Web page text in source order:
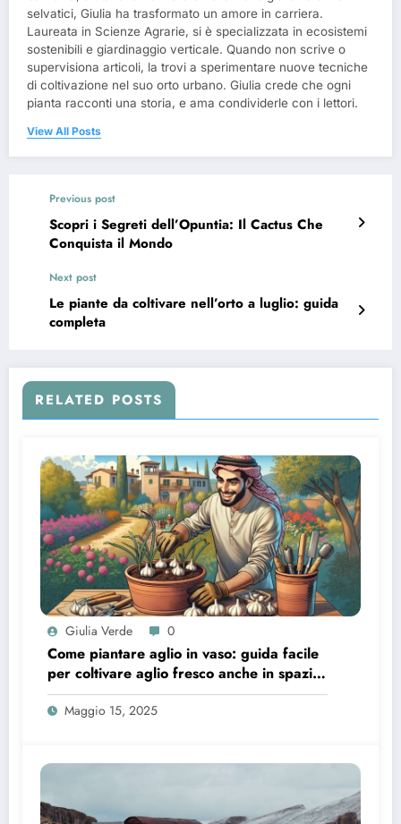
selvatici, Giulia ha trasformato un amore in carriera.
Laureata in Scienze Agrarie, si è specializzata in ecosistemi
sostenibili e giardinaggio verticale. Quando non scrive o
supervisiona articoli, la trovi a sperimentare nuove tecniche
di coltivazione nel suo orto urbano. Giulia crede che ogni
pianta racconti una storia, e ama condividerle con i lettori.
View All Posts
Previous post
Scopri i Segreti dell’Opuntia: Il Cactus Che
Conquista il Mondo
Next post
Le piante da coltivare nell’orto a luglio: guida
completa
RELATED POSTS
Giulia Verde 0
Come piantare aglio in vaso: guida facile
per coltivare aglio fresco anche in spazi
piccoli
Maggio 15, 2025